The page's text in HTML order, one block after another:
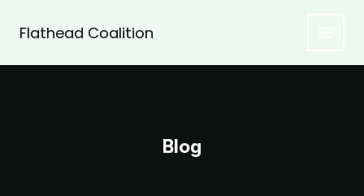
InhaltFlathead Coalition
Blog